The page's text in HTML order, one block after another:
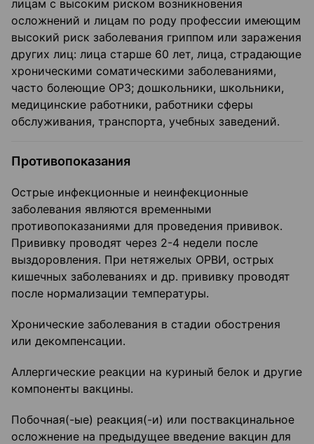
лицам с высоким риском возникновения
осложнений и лицам по роду профессии имеющим
высокий риск заболевания гриппом или заражения
других лиц: лица старше 60 лет, лица, страдающие
хроническими соматическими заболеваниями,
часто болеющие ОРЗ; дошкольники, школьники,
медицинские работники, работники сферы
обслуживания, транспорта, учебных заведений.
Противопоказания
Острые инфекционные и неинфекционные
заболевания являются временными
противопоказаниями для проведения прививок.
Прививку проводят через 2-4 недели после
выздоровления. При нетяжелых ОРВИ, острых
кишечных заболеваниях и др. прививку проводят
после нормализации температуры.
Хронические заболевания в стадии обострения
или декомпенсации.
Аллергические реакции на куриный белок и другие
компоненты вакцины.
Побочная(-ые) реакция(-и) или поствакцинальное
осложнение на предыдущее введение вакцин для